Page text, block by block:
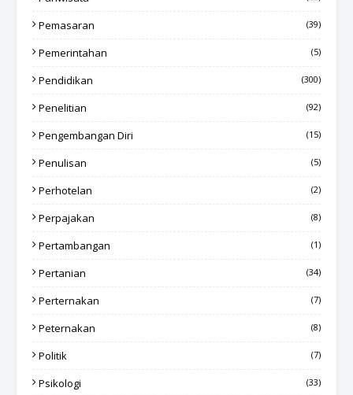
Pemasaran (39)
Pemerintahan (5)
Pendidikan (300)
Penelitian (92)
Pengembangan Diri (15)
Penulisan (5)
Perhotelan (2)
Perpajakan (8)
Pertambangan (1)
Pertanian (34)
Perternakan (7)
Peternakan (8)
Politik (7)
Psikologi (33)